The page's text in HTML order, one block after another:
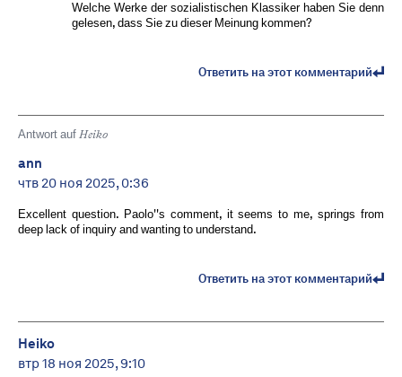
Welche Werke der sozialistischen Klassiker haben Sie denn
gelesen, dass Sie zu dieser Meinung kommen?
Ответить на этот комментарий
Antwort auf Heiko
ann
чтв 20 ноя 2025, 0:36
Excellent question. Paolo''s comment, it seems to me, springs from
deep lack of inquiry and wanting to understand.
Ответить на этот комментарий
Heiko
втр 18 ноя 2025, 9:10